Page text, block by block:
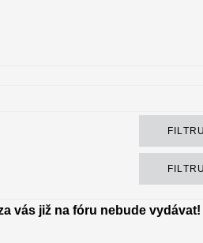
vás již na fóru nebude vydávat!